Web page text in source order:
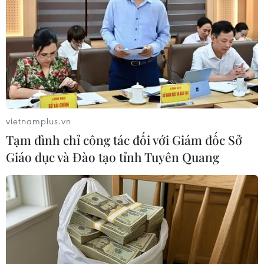
Quốc hồi phục nhanh
12/05/2020 22:16
Theo dữ liệu của cơ quan chức năng Trung Quốc công
bố hôm thứ Ba 12/5, các lô hàng điện thoại thông minh
xuất xưởng từ các nhà máy của Trung Quốc đến các
hãng điện thoại đã tăng 17% trong tháng 4.
vietnamplus.vn
Tạm đình chỉ công tác đối với Giám đốc Sở
Giáo dục và Đào tạo tỉnh Tuyên Quang